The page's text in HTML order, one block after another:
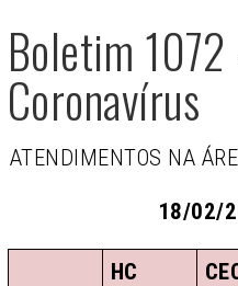
Boletim
Coronavírus
ATENDIMENTOS NA
18/02/
HC